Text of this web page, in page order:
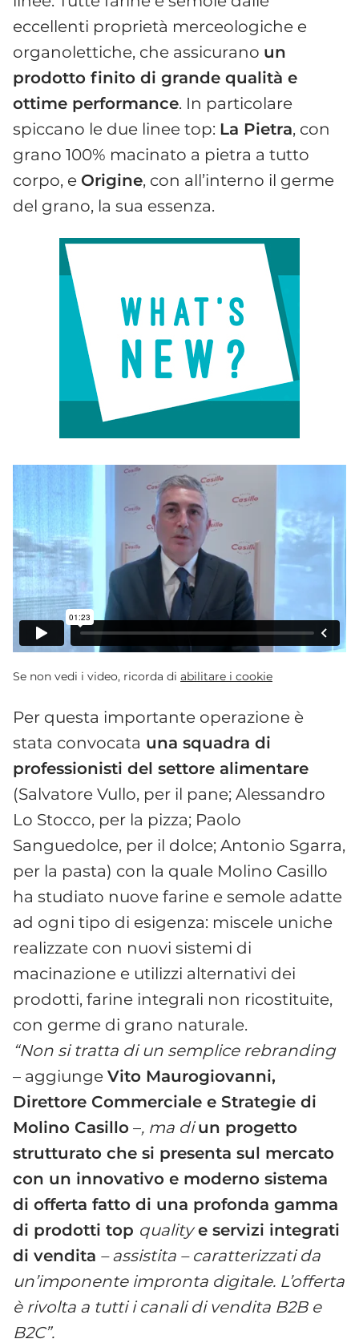
eccellenti proprietà merceologiche e
organolettiche, che assicurano un
prodotto finito di grande qualità e
ottime performance. In particolare
spiccano le due linee top: La Pietra, con
grano 100% macinato a pietra a tutto
corpo, e Origine, con all’interno il germe
del grano, la sua essenza.
Se non vedi i video, ricorda di abilitare i cookie
Per questa importante operazione è
stata convocata una squadra di
professionisti del settore alimentare
(Salvatore Vullo, per il pane; Alessandro
Lo Stocco, per la pizza; Paolo
Sanguedolce, per il dolce; Antonio Sgarra,
per la pasta) con la quale Molino Casillo
ha studiato nuove farine e semole adatte
ad ogni tipo di esigenza: miscele uniche
realizzate con nuovi sistemi di
macinazione e utilizzi alternativi dei
prodotti, farine integrali non ricostituite,
con germe di grano naturale.
“Non si tratta di un semplice rebranding
– aggiunge Vito Maurogiovanni,
Direttore Commerciale e Strategie di
Molino Casillo –, ma diun progetto
strutturato che si presenta sul mercato
con un innovativo e moderno sistema
di offerta fatto di una profonda gamma
di prodotti top qualitye servizi integrati
di vendita – assistita – caratterizzati da
un’imponente impronta digitale. L’offerta
è rivolta a tutti i canali di vendita B2B e
B2C”.